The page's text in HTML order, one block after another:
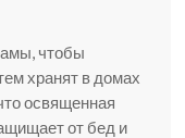
чтобы
хранят в домах
освященная
от бед и